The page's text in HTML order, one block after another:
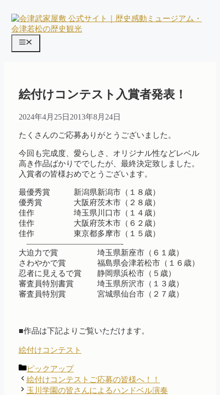
メ
ー
絵付けコンテスト入賞者発表！
2024年4月25日 2013年8月24日
たくさんのご応募ありがとうございました。
今回も完成度、愛らしさ、オリジナル性などレベル
高き作品ばかりででしたが、最終決定致しました。
入賞者の皆様おめでとうございます。
最優秀賞 新潟県新潟市（１８歳）
優秀賞 大阪府茨木市（２８歳）
佳作 埼玉県川口市（１４歳）
佳作 大阪府茨木市（６２歳）
佳作 東京都多摩市（１５歳）
————————————-
大迫力で賞 埼玉県新座市（６１歳）
さわやかで賞 福島県会津若松市（１６歳）
忍者に見えるで賞 静岡県浜松市（５歳）
審査員特別書賞 埼玉県所沢市（１３歳）
審査員特別賞 宮城県仙台市（２７歳）
■作品は下記よりご覧いただけます。
絵付けコンテスト
カ
テ
ゴ
ピックアップ
絵付けコンテストご応募の皆様へ！！
玉川学園の皆さんによるハンドベル演奏